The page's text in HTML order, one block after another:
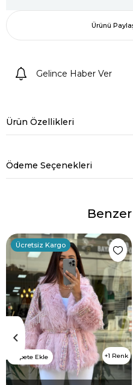
Ürünü
Gelince Haber Ver
Ürün Özellikleri
Ödeme Seçenekleri
1 Renk
Sepete Ekle
Ücretsiz Kargo